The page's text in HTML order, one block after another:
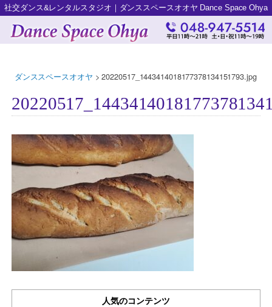
社交ダンス&レンタルスタジオ｜ダンススペースオオヤ Dance Space Ohya
ダンススペースオオヤ >20220517_1443414018177378134151793.jpg
人気のコンテンツ